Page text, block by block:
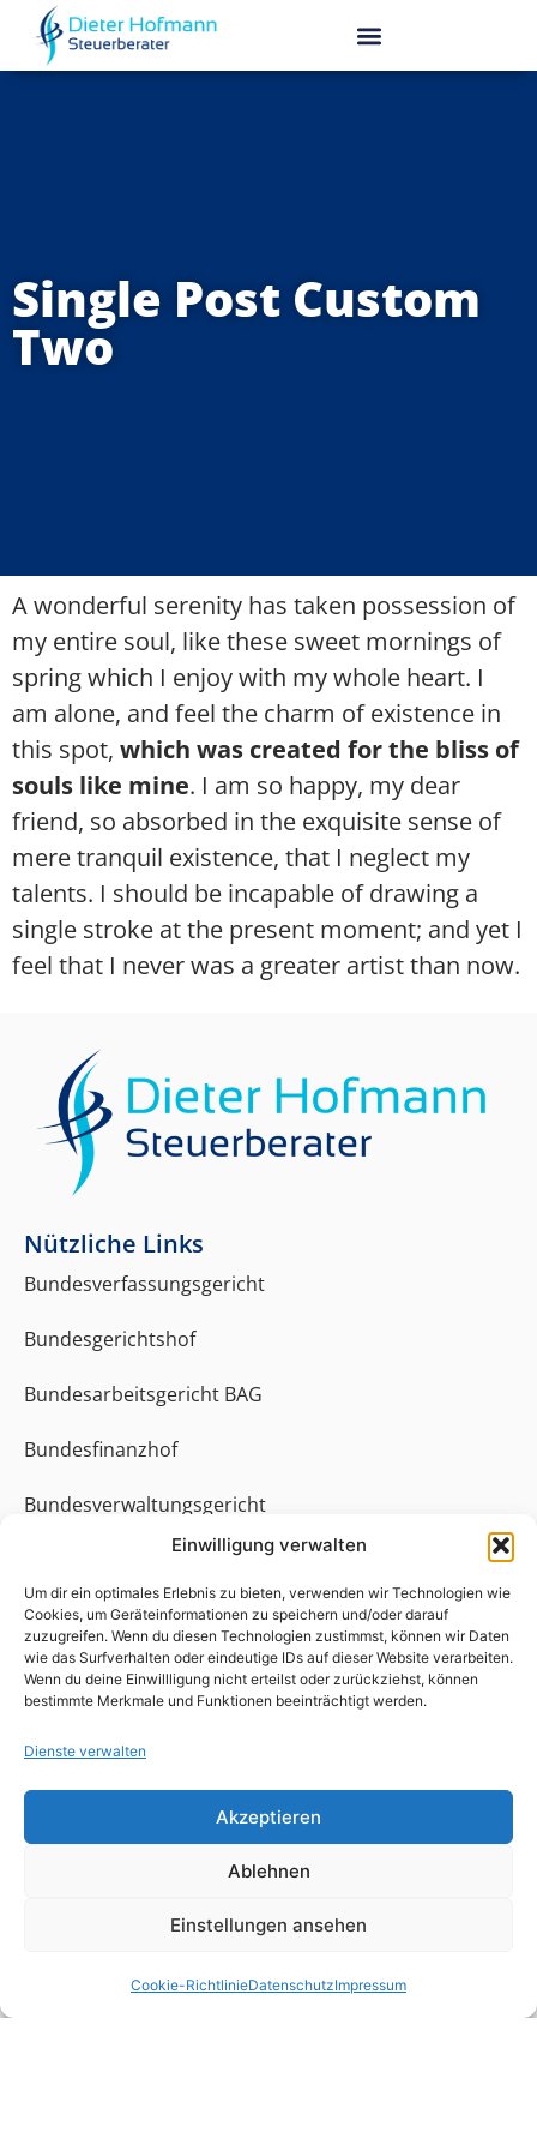
Einwilligung verwalten
Um dir ein optimales Erlebnis zu bieten, verwenden wir Technologien wie
Cookies, um Geräteinformationen zu speichern und/oder darauf
zuzugreifen. Wenn du diesen Technologien zustimmst, können wir Daten
wie das Surfverhalten oder eindeutige IDs auf dieser Website verarbeiten.
Wenn du deine Einwillligung nicht erteilst oder zurückziehst, können
bestimmte Merkmale und Funktionen beeinträchtigt werden.
Dienste verwalten
Akzeptieren
Ablehnen
Einstellungen ansehen
Cookie-RichtlinieDatenschutzImpressum
Single Post Custom
Two
A wonderful serenity has taken possession of
my entire soul, like these sweet mornings of
spring which I enjoy with my whole heart. I
am alone, and feel the charm of existence in
this spot, which was created for the bliss of
souls like mine. I am so happy, my dear
friend, so absorbed in the exquisite sense of
mere tranquil existence, that I neglect my
talents. I should be incapable of drawing a
single stroke at the present moment; and yet I
feel that I never was a greater artist than now.
Nützliche Links
Bundesverfassungsgericht
Bundesgerichtshof
Bundesarbeitsgericht BAG
Bundesfinanzhof
Bundesverwaltungsgericht
Bundessozialgericht
Rechtliches
Home
Neustadt an der Weinstraße